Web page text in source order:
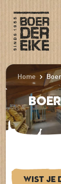
Home
Wist je